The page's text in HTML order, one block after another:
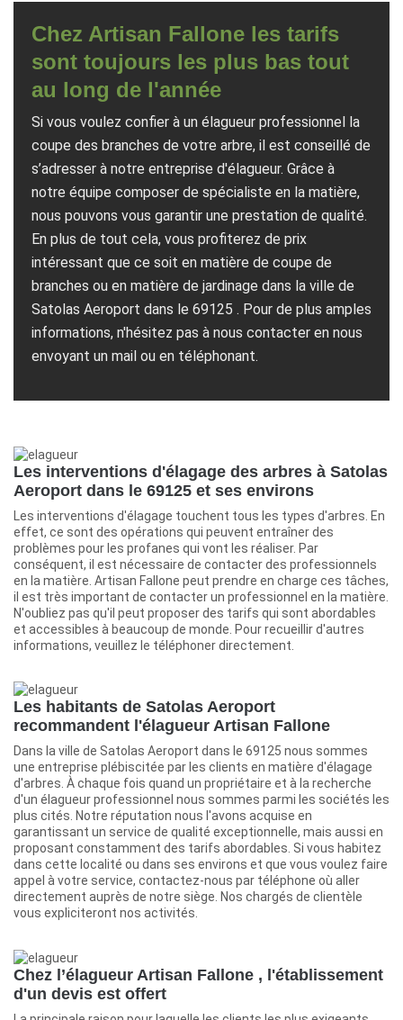
Chez Artisan Fallone les tarifs
sont toujours les plus bas tout
au long de l'année
Si vous voulez confier à un élagueur professionnel la
coupe des branches de votre arbre, il est conseillé de
s’adresser à notre entreprise d'élagueur. Grâce à
notre équipe composer de spécialiste en la matière,
nous pouvons vous garantir une prestation de qualité.
En plus de tout cela, vous profiterez de prix
intéressant que ce soit en matière de coupe de
branches ou en matière de jardinage dans la ville de
Satolas Aeroport dans le 69125 . Pour de plus amples
informations, n'hésitez pas à nous contacter en nous
envoyant un mail ou en téléphonant.
Les interventions d'élagage des arbres à Satolas
Aeroport dans le 69125 et ses environs
Les interventions d'élagage touchent tous les types d'arbres. En
effet, ce sont des opérations qui peuvent entraîner des
problèmes pour les profanes qui vont les réaliser. Par
conséquent, il est nécessaire de contacter des professionnels
en la matière. Artisan Fallone peut prendre en charge ces tâches,
il est très important de contacter un professionnel en la matière.
N'oubliez pas qu'il peut proposer des tarifs qui sont abordables
et accessibles à beaucoup de monde. Pour recueillir d'autres
informations, veuillez le téléphoner directement.
Les habitants de Satolas Aeroport
recommandent l'élagueur Artisan Fallone
Dans la ville de Satolas Aeroport dans le 69125 nous sommes
une entreprise plébiscitée par les clients en matière d'élagage
d'arbres. À chaque fois quand un propriétaire et à la recherche
d'un élagueur professionnel nous sommes parmi les sociétés les
plus cités. Notre réputation nous l'avons acquise en
garantissant un service de qualité exceptionnelle, mais aussi en
proposant constamment des tarifs abordables. Si vous habitez
dans cette localité ou dans ses environs et que vous voulez faire
appel à votre service, contactez-nous par téléphone où aller
directement auprès de notre siège. Nos chargés de clientèle
vous expliciteront nos activités.
Chez l’élagueur Artisan Fallone , l'établissement
d'un devis est offert